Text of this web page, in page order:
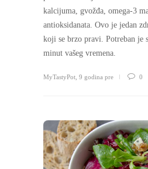
kalcijuma, gvožđa, omega-3
antioksidanata. Ovo je jedan
koji se brzo pravi. Potreban je
minut vašeg vremena.
MyTastyPot 9 godina pre 0